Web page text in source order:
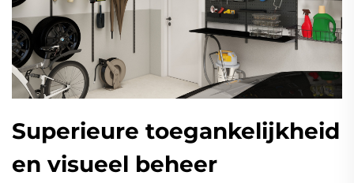
Superieure toegankelijkheid
en visueel beheer